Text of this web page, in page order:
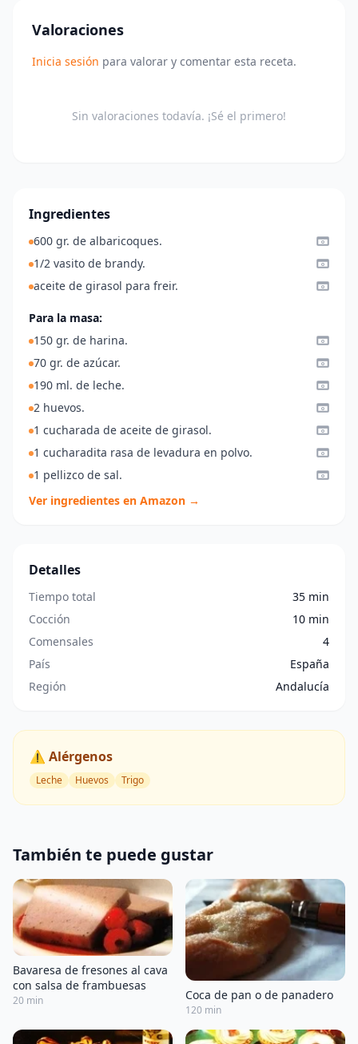
Valoraciones
Inicia sesión para valorar y comentar esta receta.
Sin valoraciones todavía. ¡Sé el primero!
Ingredientes
600 gr. de albaricoques.
1/2 vasito de brandy.
aceite de girasol para freir.
Para la masa:
150 gr. de harina.
70 gr. de azúcar.
190 ml. de leche.
2 huevos.
1 cucharada de aceite de girasol.
1 cucharadita rasa de levadura en polvo.
1 pellizco de sal.
Ver ingredientes en Amazon →
Detalles
Tiempo total
35 min
Cocción
10 min
Comensales
4
País
España
Región
Andalucía
⚠️ Alérgenos
Leche Huevos Trigo
También te puede gustar
Bavaresa de fresones al cava
con salsa de frambuesas
20 min Coca de pan o de panadero
120 min